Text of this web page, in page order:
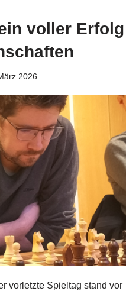
voller Erfolg
2026
vorletzte Spieltag stand vor